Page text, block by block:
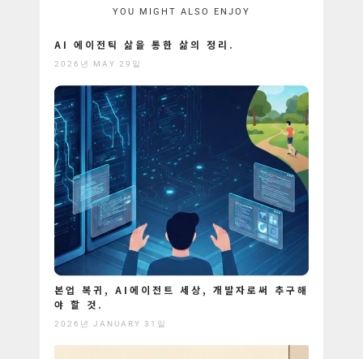
YOU MIGHT ALSO ENJOY
AI 에이전틱 삶을 통한 삶의 정리.
2026년 MAY 29일
본업 복귀, AI에이전트 세상, 개발자로써 추구해
야 할 것.
2026년 JANUARY 31일